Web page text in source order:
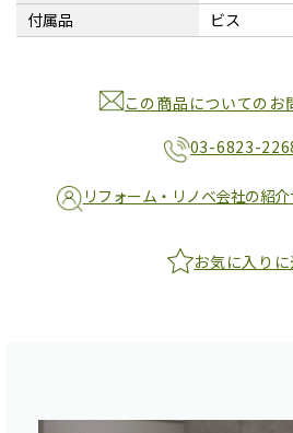
付属品
ビス
この商品についてのお
03-6823-
リフォーム・リノベ会社の紹
お気に入り